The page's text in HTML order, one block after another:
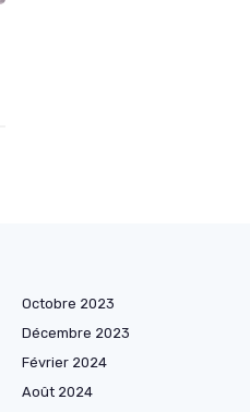
Octobre 2023
Décembre 2023
Février 2024
Août 2024